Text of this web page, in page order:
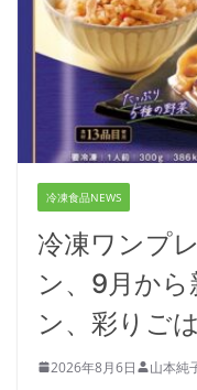
冷凍食品NEWS
冷凍ワンプ
ン、9月か
ン、彩りご
2026年8月6日 山本純